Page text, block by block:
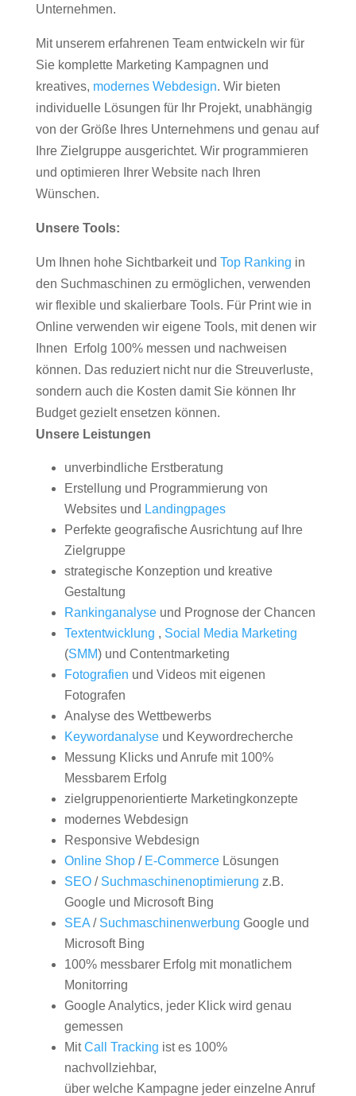
Unternehmen.
Mit unserem erfahrenen Team entwickeln wir für
Sie komplette Marketing Kampagnen und
kreatives, modernes Webdesign. Wir bieten
individuelle Lösungen für Ihr Projekt, unabhängig
von der Größe Ihres Unternehmens und genau auf
Ihre Zielgruppe ausgerichtet. Wir programmieren
und optimieren Ihrer Website nach Ihren
Wünschen.
Unsere Tools:
Um Ihnen hohe Sichtbarkeit und Top Ranking in
den Suchmaschinen zu ermöglichen, verwenden
wir flexible und skalierbare Tools. Für Print wie in
Online verwenden wir eigene Tools, mit denen wir
Ihnen Erfolg 100% messen und nachweisen
können. Das reduziert nicht nur die Streuverluste,
sondern auch die Kosten damit Sie können Ihr
Budget gezielt ensetzen können.
Unsere Leistungen
unverbindliche Erstberatung
Erstellung und Programmierung von
Websites und Landingpages
Perfekte geografische Ausrichtung auf Ihre
Zielgruppe
strategische Konzeption und kreative
Gestaltung
Rankinganalyseund Prognose der Chancen
Textentwicklung , Social Media Marketing
(SMM) und Contentmarketing
Fotografien und Videos mit eigenen
Fotografen
Analyse des Wettbewerbs
Keywordanalyseund Keywordrecherche
Messung Klicks und Anrufe mit 100%
Messbarem Erfolg
zielgruppenorientierte Marketingkonzepte
modernes Webdesign
Responsive Webdesign
Online Shop/ E-CommerceLösungen
SEO/ Suchmaschinenoptimierung z.B.
Google und Microsoft Bing
SEA/ Suchmaschinenwerbung Google und
Microsoft Bing
100% messbarer Erfolg mit monatlichem
Monitorring
Google Analytics, jeder Klick wird genau
gemessen
MitCall Tracking ist es 100%
nachvollziehbar,
über welche Kampagne jeder einzelne Anruf